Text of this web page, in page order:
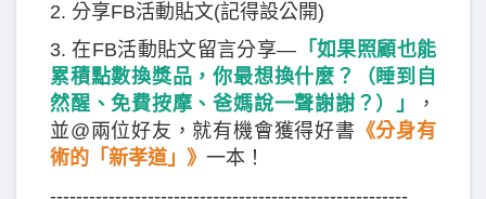
2. 分享FB活動貼文(記得設公開)
3. 在FB活動貼文留言分享— 「如果照顧也能
累積點數換獎品，你最想換什麼？（睡到自
然醒、免費按摩、爸媽說一聲謝謝？）」
，
並@兩位好友，就有機會獲得好書 《分身有
術的「新孝道」》 一本！